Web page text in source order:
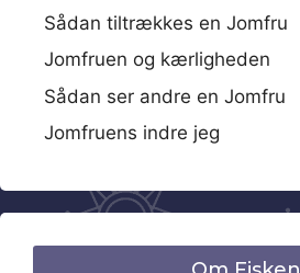
Sådan tiltrækkes en Jomfru
Jomfruen og kærligheden
Sådan ser andre en Jomfru
Jomfruens indre jeg